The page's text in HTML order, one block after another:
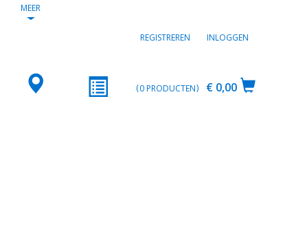
MEER
REGISTREREN INLOGGEN
€ 0,00
0PRODUCTEN